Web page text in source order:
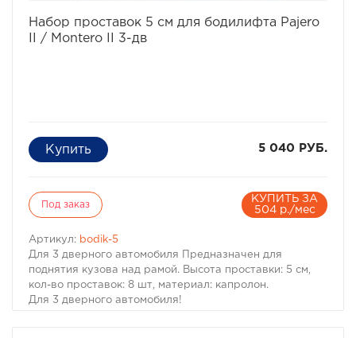
Набор проставок 5 см для бодилифта Pajero
II / Montero II 3-дв
5 040 РУБ.
Под заказ
КУПИТЬ ЗА
504 р./мес
Артикул: bodik-5
Для 3 дверного автомобиля Предназначен для
поднятия кузова над рамой. Высота проставки: 5 см,
кол-во проставок: 8 шт, материал: капролон.
Для 3 дверного автомобиля!